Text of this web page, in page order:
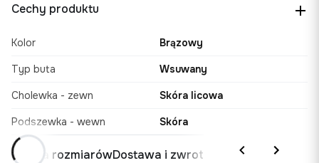
Cechy produktu
Kolor Brązowy
Typ buta Wsuwany
Cholewka - zewn Skóra licowa
Podszewka - wewn Skóra
Tabela rozmiarówDostawa i zwrot